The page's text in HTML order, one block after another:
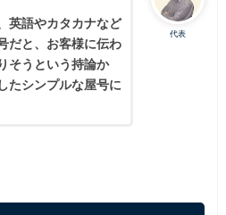
代表
英語やカタカナなど
だと、お客様に伝わ
そうという持論か
たシンプルな屋号に